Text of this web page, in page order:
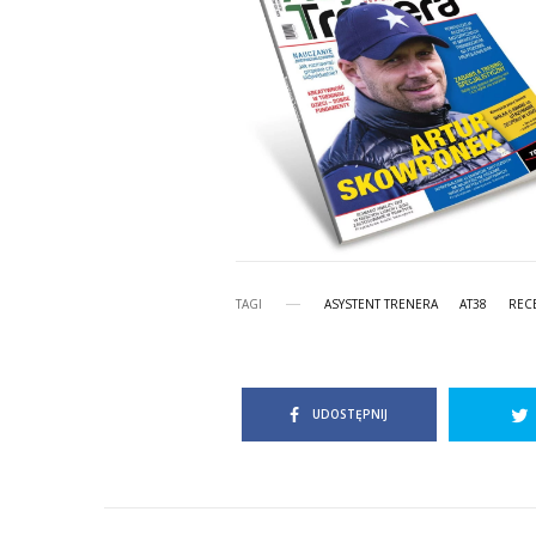
TAGI ASYSTENT TRENERA AT38
UDOSTĘPNIJ